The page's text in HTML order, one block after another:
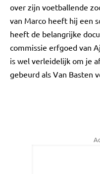
over zijn voetballende
van Marco heeft hij een
heeft de belangrijke
commissie erfgoed van
is wel verleidelijk om je
gebeurd als Van Basten